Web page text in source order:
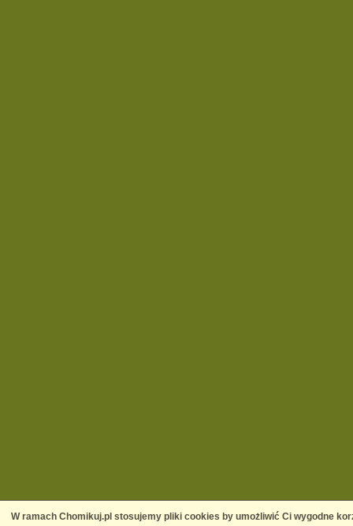
W ramach Chomikuj.pl stosujemy pliki cookies by umożliwić Ci wygodne